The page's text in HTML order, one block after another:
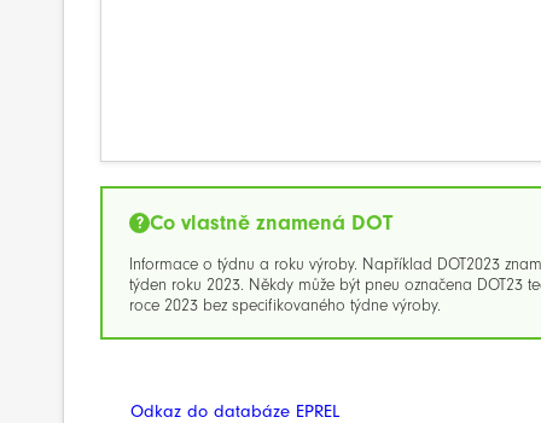
Co vlastně znamená DOT
Informace o týdnu a roku výroby. Například DOT2023
týden roku 2023. Někdy může být pneu označena DOT23
roce 2023 bez specifikovaného týdne výroby.
Odkaz do databáze EPREL